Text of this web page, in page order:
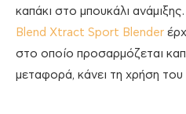
καπάκι στο μπουκάλι
Blend Xtract Sport Blender
στο οποίο προσαρμόζεται
μεταφορά, κάνει τη χρήση του